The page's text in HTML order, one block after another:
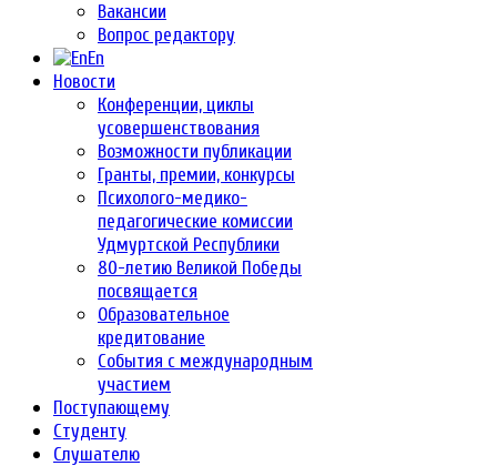
Вакансии
Вопрос редактору
En
Новости
Конференции, циклы
усовершенствования
Возможности публикации
Гранты, премии, конкурсы
Психолого-медико-
педагогические комиссии
Удмуртской Республики
80-летию Великой Победы
посвящается
Образовательное
кредитование
События с международным
участием
Поступающему
Студенту
Слушателю